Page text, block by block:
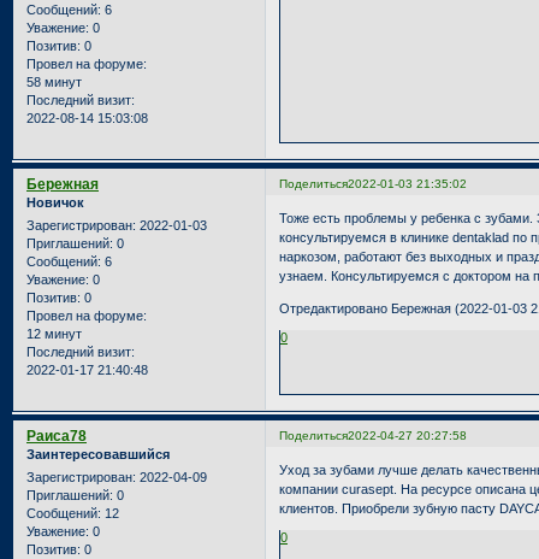
Сообщений: 6
Уважение: 0
Позитив: 0
Провел на форуме:
58 минут
Последний визит:
2022-08-14 15:03:08
Поделиться2022-01-03 21:35:02
Бережная
Новичок
Зарегистрирован: 2022-01-03
Приглашений: 0
Сообщений: 6
Уважение: 0
Позитив: 0
Провел на форуме:
12 минут
Последний визит:
2022-01-17 21:40:48
Тоже есть проблемы у ребенка с
консультируемся в клинике dentaklad по
наркозом, работают без выходных и
узнаем. Консультируемся с доктором на
Отредактировано Бережная (2022-01-03
0
Поделиться2022-04-27 20:27:58
Раиса78
Заинтересовавшийся
Зарегистрирован: 2022-04-09
Приглашений: 0
Сообщений: 12
Уважение: 0
Позитив: 0
Уход за зубами лучше делать
компании curasept. На ресурсе описана
клиентов. Приобрели зубную пасту
0